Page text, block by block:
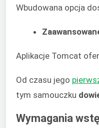
Wbudowana opcja
Aplikacje Tomcat
Od czasu jego
tym samouczku
Wymagania